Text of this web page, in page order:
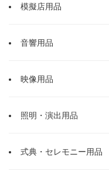
模擬店用品
音響用品
映像用品
照明・演出用品
式典・セレモニー用品